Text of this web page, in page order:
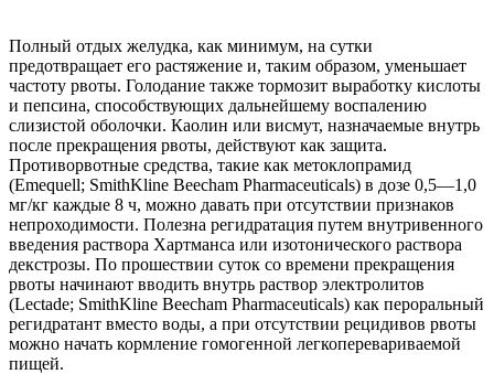
Полный отдых желудка, как минимум, на сутки
предотвращает его растяжение и, таким образом, уменьшает
частоту рвоты. Голодание также тормозит выработку кислоты
и пепсина, способствующих дальнейшему воспалению
слизистой оболочки. Каолин или висмут, назначаемые внутрь
после прекращения рвоты, действуют как защита.
Противорвотные средства, такие как метоклопрамид
(Emequell; SmithKline Beecham Pharma­ceuticals) в дозе 0,5—1,0
мг/кг каждые 8 ч, можно давать при отсутствии признаков
непроходимости. Полезна регидратация путем внутривенного
введения раствора Хартманса или изотонического раствора
декстрозы. По прошествии суток со времени прекращения
рвоты начинают вводить внутрь раствор электролитов
(Lectade; SmithKline Beecham Pharmaceuticals) как пероральный
регидратант вместо воды, а при отсутствии рецидивов рвоты
можно начать кормление гомогенной легкоперевариваемой
пищей.